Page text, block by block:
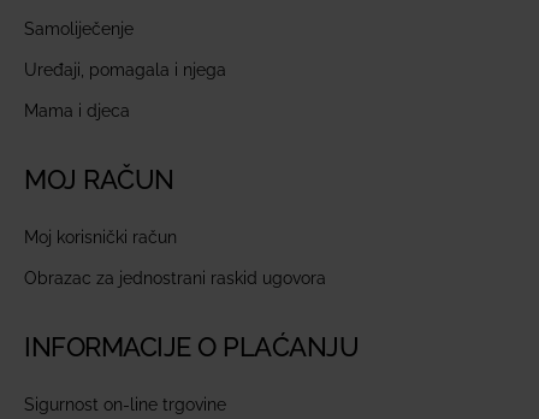
Samoliječenje
Uređaji, pomagala i njega
Mama i djeca
MOJ RAČUN
Moj korisnički račun
Obrazac za jednostrani raskid ugovora
INFORMACIJE O PLAĆANJU
Sigurnost on-line trgovine